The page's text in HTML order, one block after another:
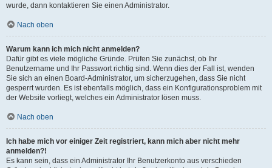
wurde, dann kontaktieren Sie einen Administrator.
Nach oben
Warum kann ich mich nicht anmelden?
Dafür gibt es viele mögliche Gründe. Prüfen Sie zunächst, ob Ihr
Benutzername und Ihr Passwort richtig sind. Wenn dies der Fall ist, wenden
Sie sich an einen Board-Administrator, um sicherzugehen, dass Sie nicht
gesperrt wurden. Es ist ebenfalls möglich, dass ein Konfigurationsproblem mit
der Website vorliegt, welches ein Administrator lösen muss.
Nach oben
Ich habe mich vor einiger Zeit registriert, kann mich aber nicht mehr
anmelden?!
Es kann sein, dass ein Administrator Ihr Benutzerkonto aus verschieden